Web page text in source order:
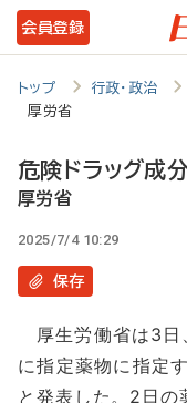
メ
イ
テ
ツ
に
動
会員登録
トップ 行政・政治
厚労省
危険ドラッグ成
厚労省
2025/7/4 10:29
保存
厚生労働省は3日
に指定薬物に指定
と発表した。2日の